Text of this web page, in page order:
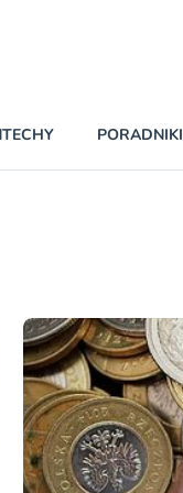
PRAWO
RAPORTY SPECJALNE
PORADNIKI